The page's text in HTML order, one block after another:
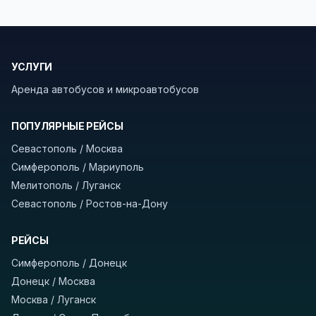
пересечения у оператора или в пограничной
службе.
В автобусах есть всё необходимое для
кондиционер, отопление, зарядка
устройств, вода, пледы. На больших
автобусах работают стюарды. У нас
скрытых платежейинаценки на билеты
печатать билет заранее не нужно.
Как забронировать билет?
отправления и прибытия, дату выезда и
нажмите «Найти рейсы». В списке рейсов
УСЛУГИ
Аренда автобусов и микроавтобусов
ПОПУЛЯРНЫЕ РЕЙСЫ
Севастополь / Москва
Симферополь / Мариуполь
Мелитополь / Луганск
Севастополь / Ростов-на-Дону
РЕЙСЫ
Симферополь / Донецк
Донецк / Москва
Москва / Луганск